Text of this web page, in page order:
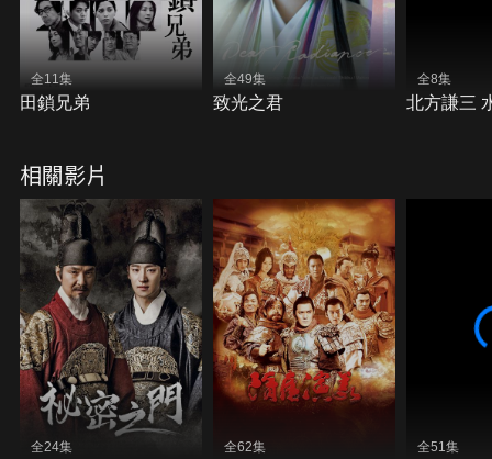
全11集
田鎖兄弟
全49集
致光之君
全8集
北方謙三
相關影片
全24集 全62集 全51集